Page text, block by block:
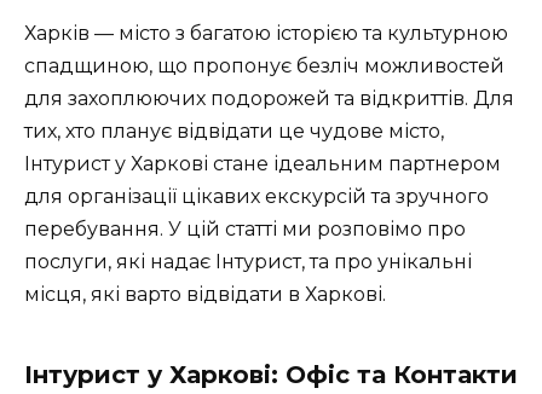
Харків — місто з багатою історією та культурною
спадщиною, що пропонує безліч можливостей
для захоплюючих подорожей та відкриттів. Для
тих, хто планує відвідати це чудове місто,
Інтурист у Харкові стане ідеальним партнером
для організації цікавих екскурсій та зручного
перебування. У цій статті ми розповімо про
послуги, які надає Інтурист, та про унікальні
місця, які варто відвідати в Харкові.
Інтурист у Харкові: Офіс та Контакти